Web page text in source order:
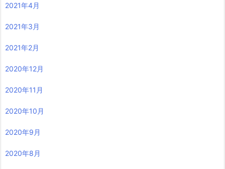
2021年4月
2021年3月
2021年2月
2020年12月
2020年11月
2020年10月
2020年9月
2020年8月